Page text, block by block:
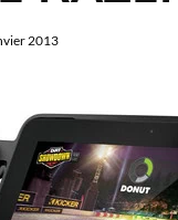
2013